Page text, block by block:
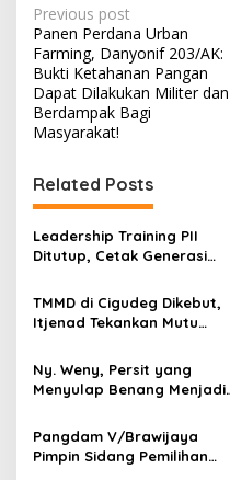
P
o
s
t
n
a
v
i
g
a
t
i
o
Previous post
Panen Perdana Urban
Farming, Danyonif 203/AK:
Bukti Ketahanan Pangan
Dapat Dilakukan Militer dan
Berdampak Bagi
Masyarakat!
Related Posts
Leadership Training PII
Ditutup, Cetak Generasi
Siap Hadapi Tantangan
Zaman
TMMD di Cigudeg Dikebut,
Itjenad Tekankan Mutu
Jangka Panjang
Ny. Weny, Persit yang
Menyulap Benang Menjadi
Pangdam V/Brawijaya
Pimpin Sidang Pemilihan